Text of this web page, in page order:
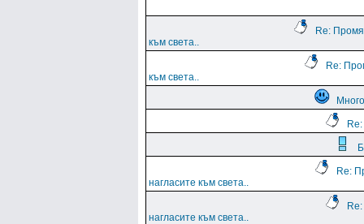
Re:
към света..
Re:
към света..
Много
Re:
нагласите към света..
нагласите към света..